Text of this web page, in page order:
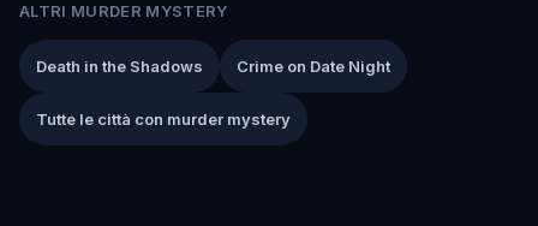
ALTRI MURDER MYSTERY
Death in the Shadows Crime on Date Night
Tutte le città con murder mystery